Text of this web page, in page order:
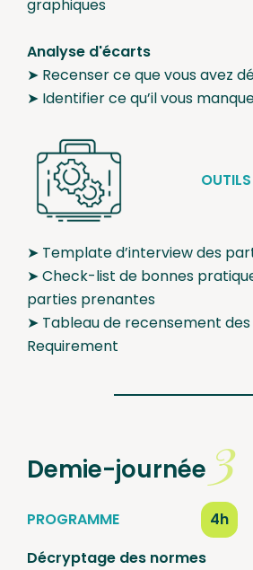
graphiques
Analyse d'écarts
➤ Recenser ce que vous avez
➤ Identifier ce qu’il vous
➤ Template d’interview des
➤ Check-list de bonnes
parties prenantes
➤ Tableau de recensement
Requirement
Demie-journée 3
PROGRAMME
4h
Décryptage des normes